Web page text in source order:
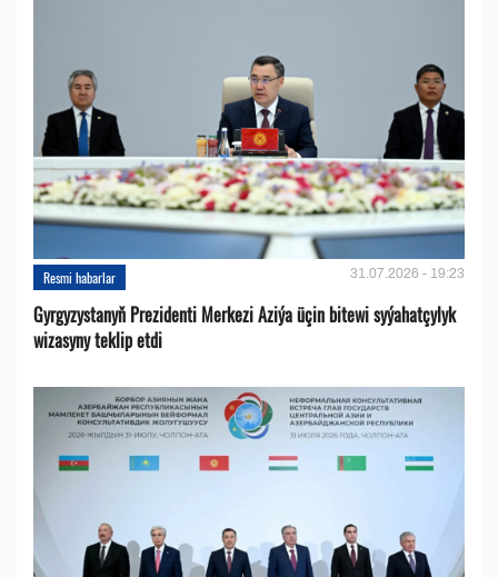
Resmi habarlar 31.07.2026 - 19:23
Gyrgyzystanyň Prezidenti Merkezi Aziýa üçin bitewi syýahatçylyk
wizasyny teklip etdi